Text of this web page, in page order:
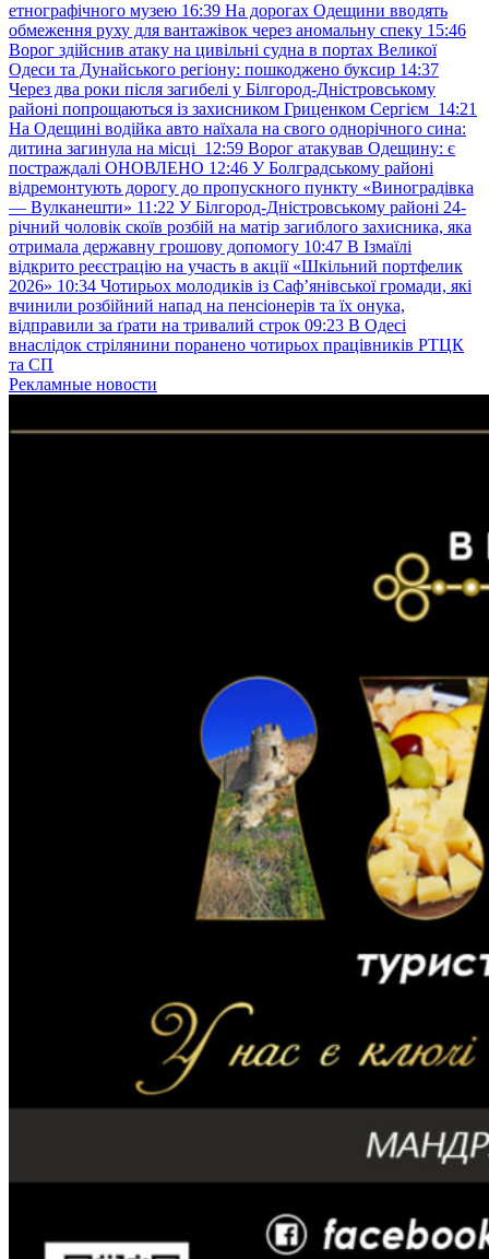
етнографічного музею 16:39 На дорогах Одещини вводять
обмеження руху для вантажівок через аномальну спеку 15:46
Ворог здійснив атаку на цивільні судна в портах Великої
Одеси та Дунайського регіону: пошкоджено буксир 14:37
Через два роки після загибелі у Білгород-Дністровському
районі попрощаються із захисником Гриценком Сергієм 14:21
На Одещині водійка авто наїхала на свого однорічного сина:
дитина загинула на місці 12:59 Ворог атакував Одещину: є
постраждалі ОНОВЛЕНО 12:46 У Болградському районі
відремонтують дорогу до пропускного пункту «Виноградівка
— Вулканешти» 11:22 У Білгород-Дністровському районі 24-
річний чоловік скоїв розбій на матір загиблого захисника, яка
отримала державну грошову допомогу 10:47 В Ізмаїлі
відкрито реєстрацію на участь в акції «Шкільний портфелик
2026» 10:34 Чотирьох молодиків із Саф’янівської громади, які
вчинили розбійний напад на пенсіонерів та їх онука,
відправили за ґрати на тривалий строк 09:23 В Одесі
внаслідок стрілянини поранено чотирьох працівників РТЦК
та СП
Рекламные новости